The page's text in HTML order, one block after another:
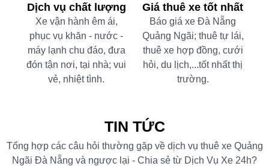
Dịch vụ chất lượng
Xe vận hành êm ái,
phục vụ khăn - nước -
máy lạnh chu đáo, đưa
đón tận nơi, tại nhà; vui
vẻ, nhiệt tình.
Giá thuê xe tốt nhất
Báo giá xe Đà Nẵng
Quảng Ngãi; thuê tự lái,
thuê xe hợp đồng, cưới
hỏi, du lịch,...tốt nhất thị
trường.
TIN TỨC
Tổng hợp các câu hỏi thường gặp về dịch vụ thuê xe Quảng
Ngãi Đà Nẵng và ngược lại - Chia sẻ từ Dịch Vụ Xe 24h?